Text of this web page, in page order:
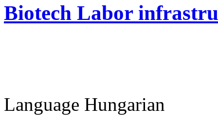
Biotech Labor
Language Hungarian